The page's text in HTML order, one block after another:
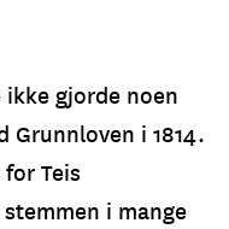
gjorde noen
i 1814.
Teis
i mange